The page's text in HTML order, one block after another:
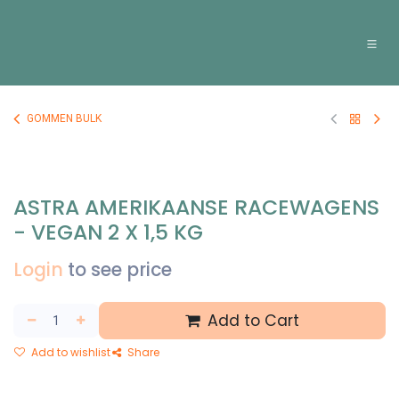
GOMMEN BULK
ASTRA AMERIKAANSE RACEWAGENS
- VEGAN 2 X 1,5 KG
Login to see price
Add to Cart
Add to wishlist Share